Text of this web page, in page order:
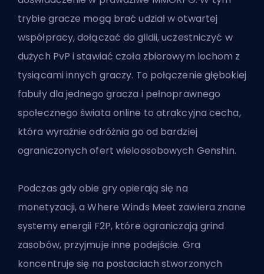
trybie gracze mogą brać udział w otwartej
współpracy, dołączać do gildii, uczestniczyć w
dużych PvP i stawiać czoła zbiorowym lochom z
tysiącami innych graczy. To połączenie głębokiej
fabuły dla jednego gracza i pełnoprawnego
społecznego świata online to atrakcyjna cecha,
która wyraźnie odróżnia go od bardziej
ograniczonych ofert wieloosobowych Genshin.
Podczas gdy obie gry opierają się na
monetyzacji, a Where Winds Meet zawiera znane
systemy energii F2P, które ograniczają grind
zasobów, przyjmuje inne podejście. Gra
koncentruje się na postaciach stworzonych